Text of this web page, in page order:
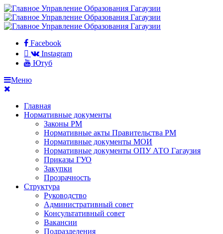
Facebook
Instagram
Ютуб
Меню
Главная
Нормативные документы
Законы РМ
Нормативные акты Правительства РМ
Нормативные документы МОИ
Нормативные документы ОПУ АТО Гагаузия
Приказы ГУО
Закупки
Прозрачность
Структура
Руководство
Административный совет
Консультативный совет
Вакансии
Подразделения